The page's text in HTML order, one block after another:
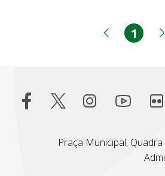
Página
1
Praça Municipal,